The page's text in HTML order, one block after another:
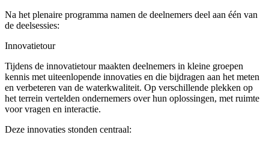
Na het plenaire programma namen de deelnemers deel aan één van
de deelsessies:
Innovatietour
Tijdens de innovatietour maakten deelnemers in kleine groepen
kennis met uiteenlopende innovaties en die bijdragen aan het meten
en verbeteren van de waterkwaliteit. Op verschillende plekken op
het terrein vertelden ondernemers over hun oplossingen, met ruimte
voor vragen en interactie.
Deze innovaties stonden centraal: